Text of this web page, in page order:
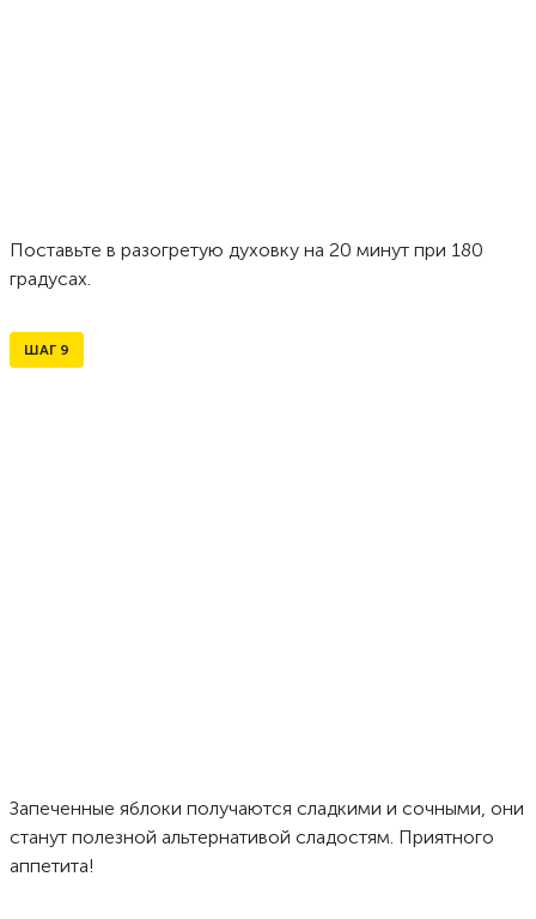
Поставьте в разогретую духовку на 20 минут при 180
градусах.
ШАГ 9
Запеченные яблоки получаются сладкими и сочными, они
станут полезной альтернативой сладостям. Приятного
аппетита!